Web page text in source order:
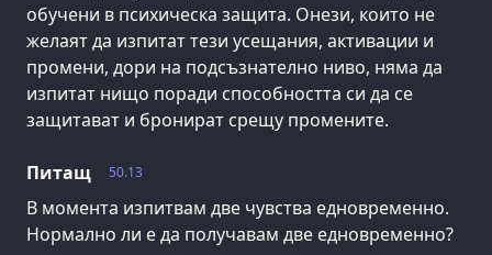
обучени в психическа защита. Онези, които не
желаят да изпитат тези усещания, активации и
промени, дори на подсъзнателно ниво, няма да
изпитат нищо поради способността си да се
защитават и бронират срещу промените.
50.13
Питащ
В момента изпитвам две чувства едновременно.
Нормално ли е да получавам две едновременно?